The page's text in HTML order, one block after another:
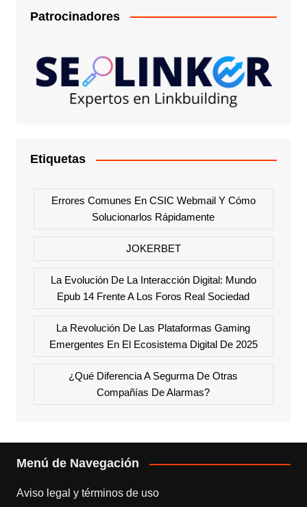
Patrocinadores
Etiquetas
Errores Comunes En CSIC Webmail Y Cómo
Solucionarlos Rápidamente
JOKERBET
La Evolución De La Interacción Digital: Mundo
Epub 14 Frente A Los Foros Real Sociedad
La Revolución De Las Plataformas Gaming
Emergentes En El Ecosistema Digital De 2025
¿Qué Diferencia A Segurma De Otras
Compañías De Alarmas?
Menú de Navegación
Aviso legal y términos de uso